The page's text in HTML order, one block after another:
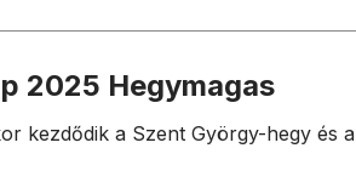
2025 Hegymagas
kezdődik a Szent György-hegy és